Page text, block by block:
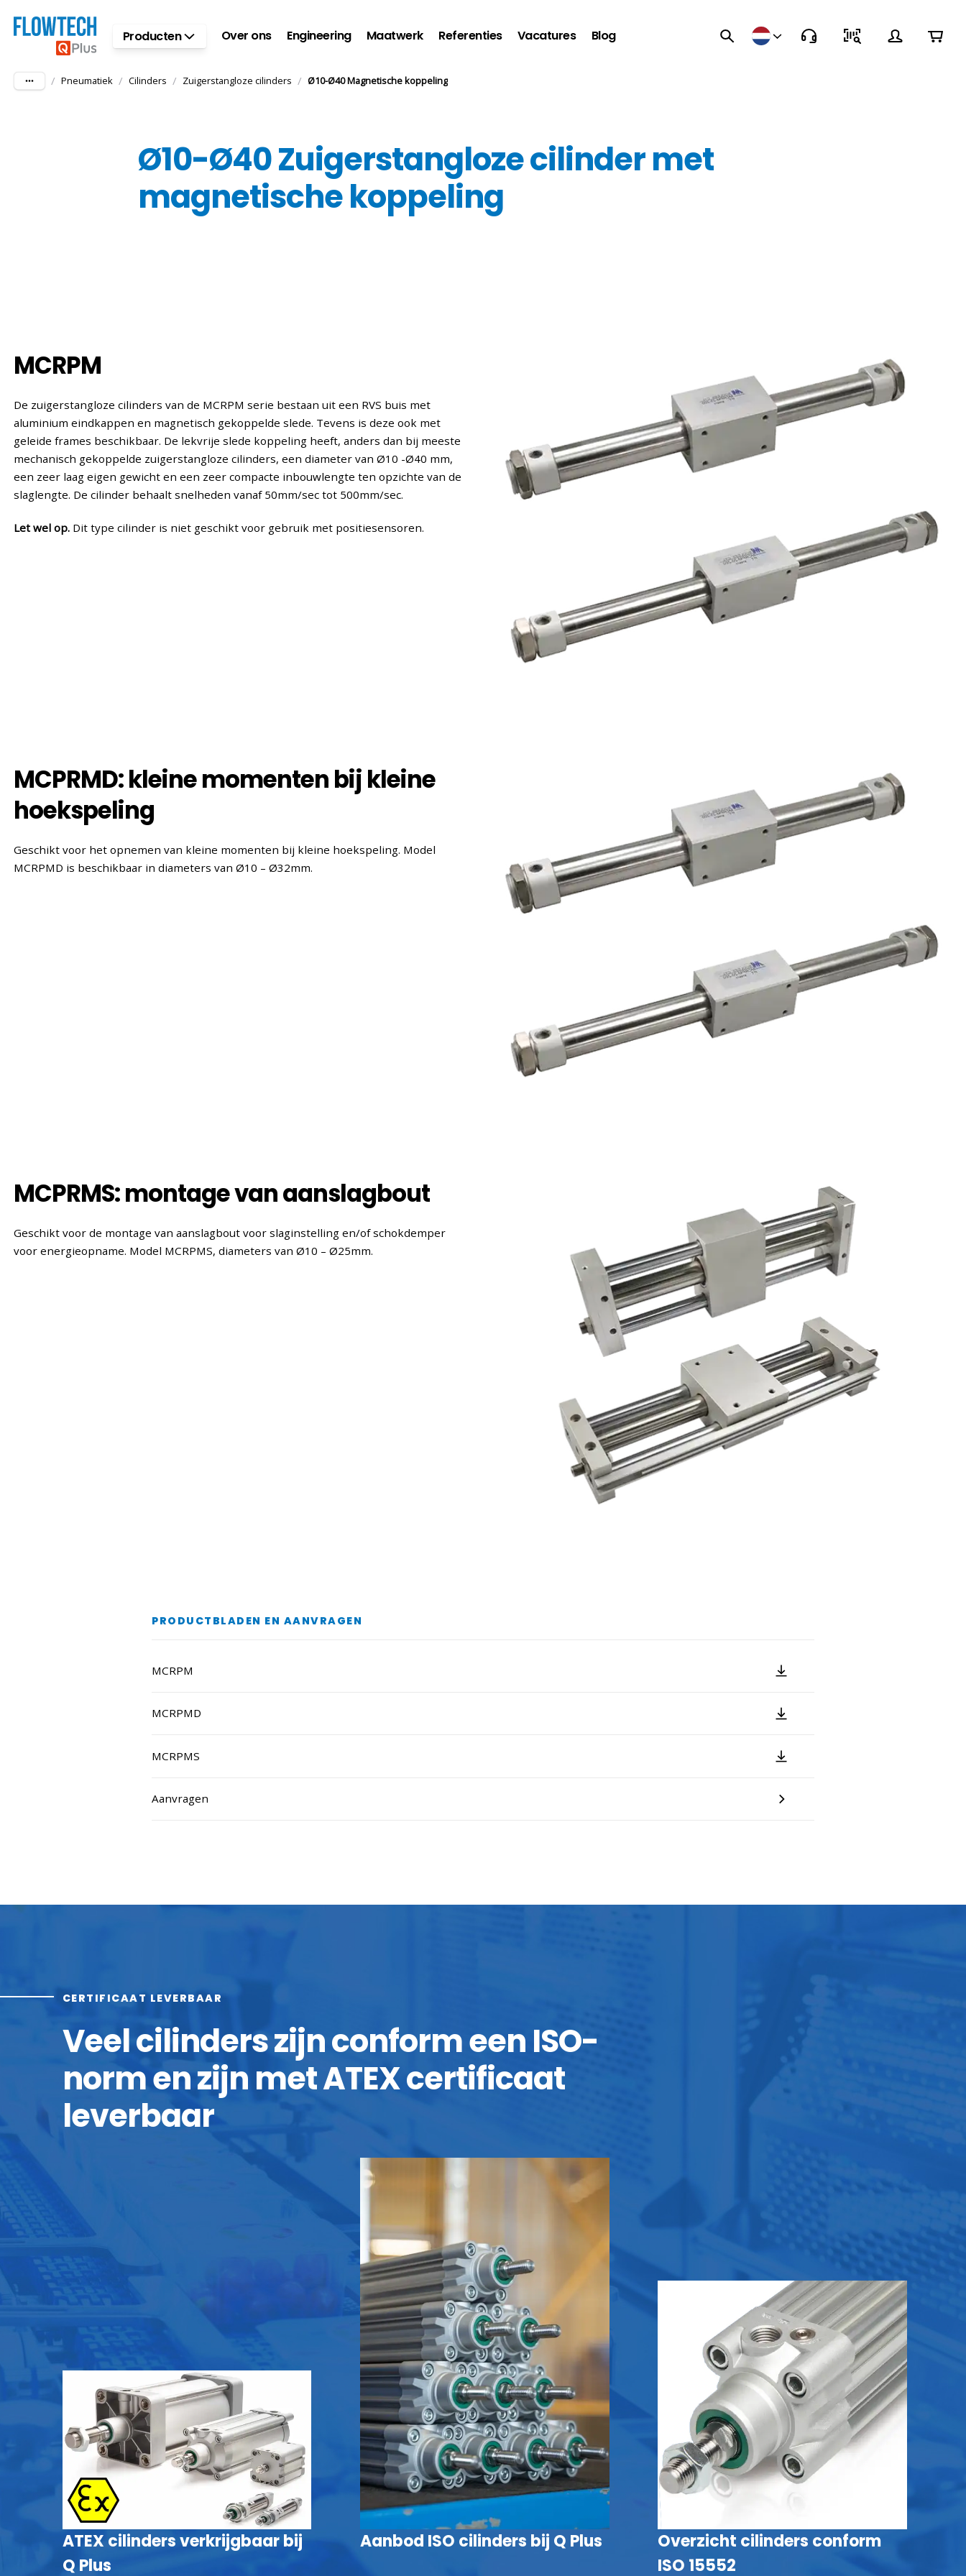
Ga naar hoofdinhoudProducten Over ons Engineering Maatwerk Referenties Vacatures Blog
/ Pneumatiek / Cilinders / Zuigerstangloze cilinders / Ø10-Ø40 Magnetische koppeling
Ø10-Ø40 Zuigerstangloze cilinder met
magnetische koppeling
MCRPM
De zuigerstangloze cilinders van de MCRPM serie bestaan uit een RVS buis met
aluminium eindkappen en magnetisch gekoppelde slede. Tevens is deze ook met
geleide frames beschikbaar. De lekvrije slede koppeling heeft, anders dan bij meeste
mechanisch gekoppelde zuigerstangloze cilinders, een diameter van Ø10 -Ø40 mm,
een zeer laag eigen gewicht en een zeer compacte inbouwlengte ten opzichte van de
slaglengte. De cilinder behaalt snelheden vanaf 50mm/sec tot 500mm/sec.
Let wel op. Dit type cilinder is niet geschikt voor gebruik met positiesensoren.
MCPRMD: kleine momenten bij kleine
hoekspeling
Geschikt voor het opnemen van kleine momenten bij kleine hoekspeling. Model
MCRPMD is beschikbaar in diameters van Ø10 – Ø32mm.
MCPRMS: montage van aanslagbout
Geschikt voor de montage van aanslagbout voor slaginstelling en/of schokdemper
voor energieopname. Model MCRPMS, diameters van Ø10 – Ø25mm.
PRODUCTBLADEN EN AANVRAGEN
MCRPM
MCRPMD
MCRPMS
Aanvragen
CERTIFICAAT LEVERBAAR
Veel cilinders zijn conform een ISO-
norm en zijn met ATEX certificaat
leverbaar
ATEX cilinders verkrijgbaar bij
Q Plus
Aanbod ISO cilinders bij Q Plus
Overzicht cilinders conform
ISO 15552